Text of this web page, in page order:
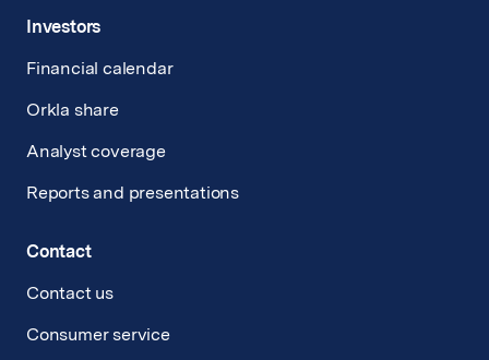
Investors
Financial calendar
Orkla share
Analyst coverage
Reports and presentations
Contact
Contact us
Consumer service